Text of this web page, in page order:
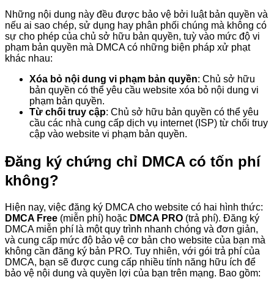
Những nội dung này đều được bảo vệ bởi luật bản quyền và
nếu ai sao chép, sử dụng hay phân phối chúng mà không có
sự cho phép của chủ sở hữu bản quyền, tuỳ vào mức độ vi
phạm bản quyền mà DMCA có những biện pháp xử phạt
khác nhau:
Xóa bỏ nội dung vi phạm bản quyền: Chủ sở hữu
bản quyền có thể yêu cầu website xóa bỏ nội dung vi
phạm bản quyền.
Từ chối truy cập: Chủ sở hữu bản quyền có thể yêu
cầu các nhà cung cấp dịch vụ internet (ISP) từ chối truy
cập vào website vi phạm bản quyền.
Đăng ký chứng chỉ DMCA có tốn phí
không?
Hiện nay, việc đăng ký DMCA cho website có hai hình thức:
DMCA Free (miễn phí) hoặc DMCA PRO (trả phí). Đăng ký
DMCA miễn phí là một quy trình nhanh chóng và đơn giản,
và cung cấp mức độ bảo vệ cơ bản cho website của bạn mà
không cần đăng ký bản PRO. Tuy nhiên, với gói trả phí của
DMCA, bạn sẽ được cung cấp nhiều tính năng hữu ích để
bảo vệ nội dung và quyền lợi của bạn trên mạng. Bao gồm: